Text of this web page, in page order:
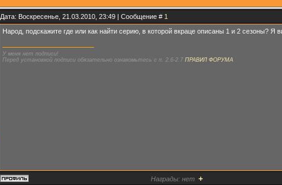
Дата: Воскресенье, 21.03.2010, 23:49 | Сообщение # 1
Народ, подскажите где или как найти серию, в которой вкраце описаны 1 и 2 сезоны? Я
У меня нет подписи!
Перед установкой подписи обязательно ознакомьтесь с п. 2.6-2.7 ПРАВИЛ ФОРУМА
Награды: нет +